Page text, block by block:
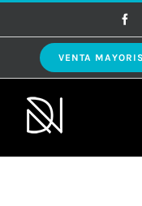
al
contenido
VENTA